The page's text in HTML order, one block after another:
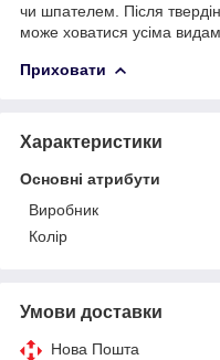
чи шпателем. Після
може ховатися усіма
Приховати
Характеристики
Основні атрибути
Виробник
Колір
Умови доставки
Нова Пошта